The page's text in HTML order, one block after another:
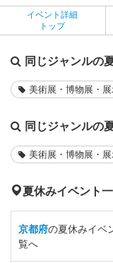
イベント詳細
トップ
同じジャンルの
美術展・博物展・
同じジャンルの
美術展・博物展・
夏休みイベント
京都府の夏休みイベ
覧へ